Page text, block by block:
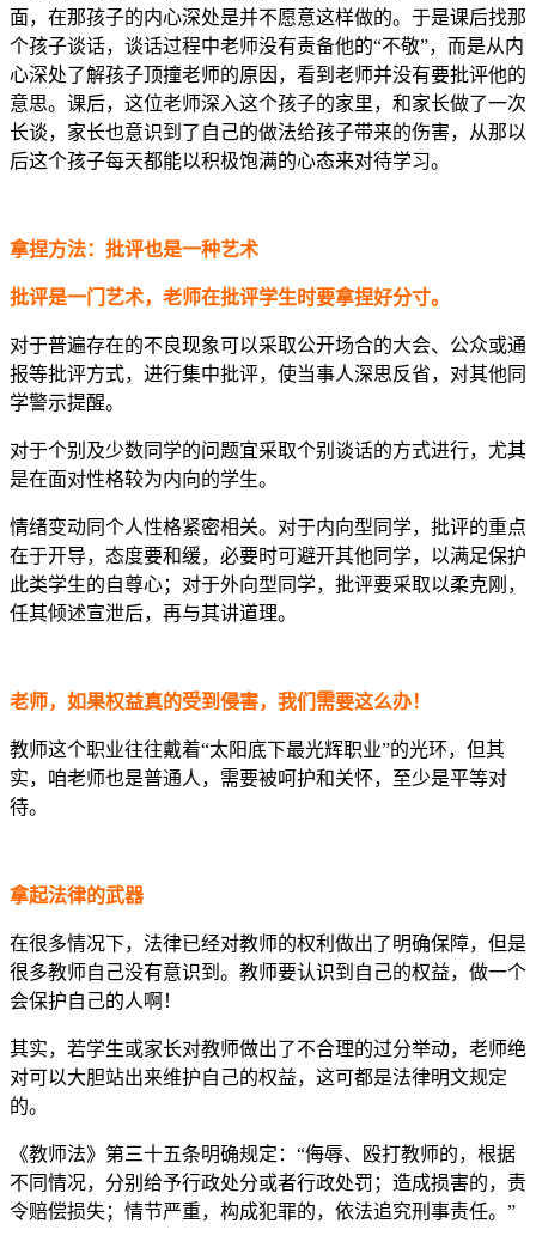
面，在那孩子的内心深处是并不愿意这样做的。于是课后找那
个孩子谈话，谈话过程中老师没有责备他的“不敬”，而是从内
心深处了解孩子顶撞老师的原因，看到老师并没有要批评他的
意思。课后，这位老师深入这个孩子的家里，和家长做了一次
长谈，家长也意识到了自己的做法给孩子带来的伤害，从那以
后这个孩子每天都能以积极饱满的心态来对待学习。
拿捏方法：批评也是一种艺术
批评是一门艺术，老师在批评学生时要拿捏好分寸。
对于普遍存在的不良现象可以采取公开场合的大会、公众或通
报等批评方式，进行集中批评，使当事人深思反省，对其他同
学警示提醒。
对于个别及少数同学的问题宜采取个别谈话的方式进行，尤其
是在面对性格较为内向的学生。
情绪变动同个人性格紧密相关。对于内向型同学，批评的重点
在于开导，态度要和缓，必要时可避开其他同学，以满足保护
此类学生的自尊心；对于外向型同学，批评要采取以柔克刚，
任其倾述宣泄后，再与其讲道理。
老师，如果权益真的受到侵害，我们需要这么办！
教师这个职业往往戴着“太阳底下最光辉职业”的光环，但其
实，咱老师也是普通人，需要被呵护和关怀，至少是平等对
待。
拿起法律的武器
在很多情况下，法律已经对教师的权利做出了明确保障，但是
很多教师自己没有意识到。教师要认识到自己的权益，做一个
会保护自己的人啊！
其实，若学生或家长对教师做出了不合理的过分举动，老师绝
对可以大胆站出来维护自己的权益，这可都是法律明文规定
的。
《教师法》第三十五条明确规定：“侮辱、殴打教师的，根据
不同情况，分别给予行政处分或者行政处罚；造成损害的，责
令赔偿损失；情节严重，构成犯罪的，依法追究刑事责任。”